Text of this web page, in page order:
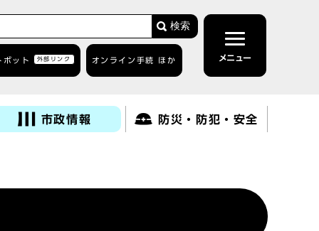
検索
ボット 外部リンク オンライン手続 ほか メニュー
市政情報 防災・防犯・安全